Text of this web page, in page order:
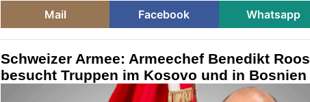
Mail
Facebook Whatsapp
Schweizer Armee: Armeechef Benedikt Roos
besucht Truppen im Kosovo und in Bosnien